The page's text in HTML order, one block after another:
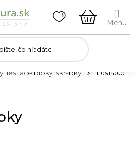
KOŠÍK
leštiace bloky, škrabky
Leštiace